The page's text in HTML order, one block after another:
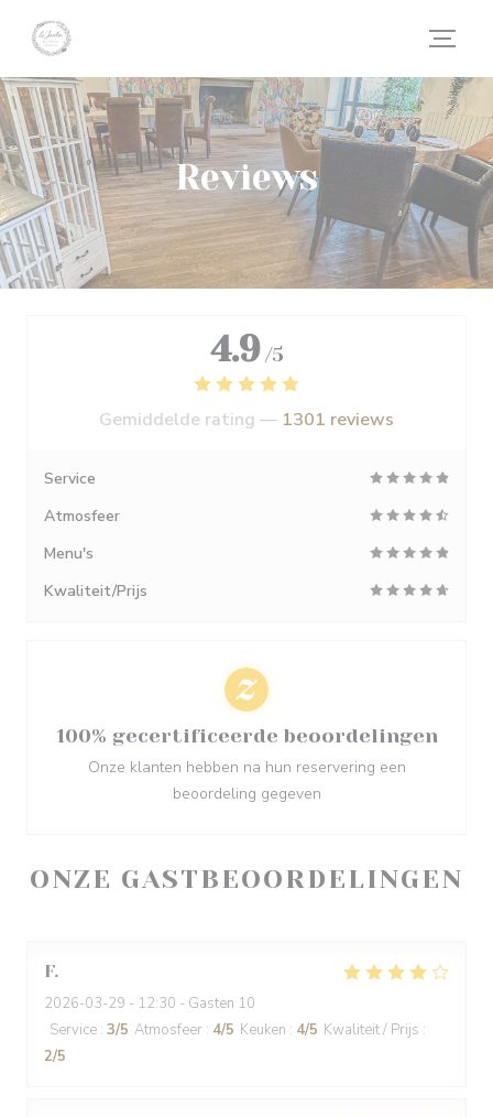
Reviews
ONZE GASTBEOORDELINGEN
F
2026-03-29 - 12:30 - Gasten 10
Service : 3/5 Atmosfeer : 4/5 Keuken : 4/5 Kwaliteit / Prijs :
2/5
4.9 /5
Gemiddelde rating — 1301 reviews
Service
Atmosfeer
Menu's
Kwaliteit/Prijs
100% gecertificeerde beoordelingen
Onze klanten hebben na hun reservering een
beoordeling gegeven